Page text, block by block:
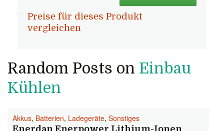
Preise für dieses Produkt
vergleichen
Random Posts on Einbau
Kühlen
Akkus, Batterien, Ladegeräte, Sonstiges
Enerdan Enerpower Lithium-Ionen